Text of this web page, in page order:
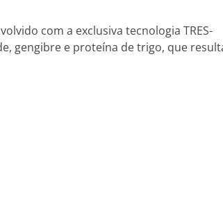
com a exclusiva tecnologia TRES-
gengibre e proteína de trigo, que